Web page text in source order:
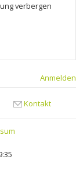
verbergen
Anmelden
Kontakt